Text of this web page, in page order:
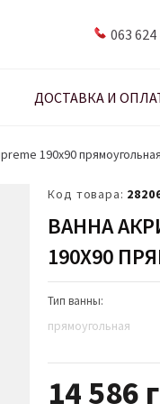
063 624
ДОСТАВКА И
190х90
Код товара:
ВАННА
190Х90
Тип ванны:
прямоугольная
14 586